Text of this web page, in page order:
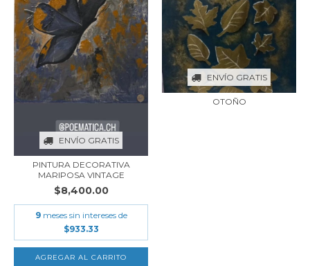
ENVÍO GRATIS
PINTURA DECORATIVA
MARIPOSA VINTAGE
$8,400.00
9 meses sin intereses de
$933.33
ENVÍO GRATIS
OTOÑO